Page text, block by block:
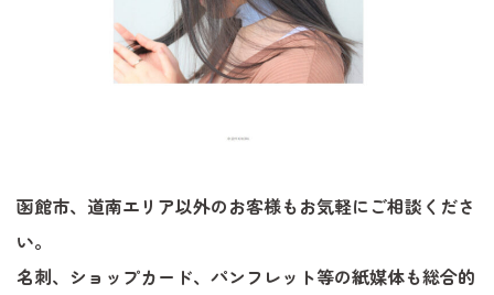
函館市、道南エリア以外のお客様もお気軽にご相談くださ
い。
名刺、ショップカード、パンフレット等の紙媒体も総合的